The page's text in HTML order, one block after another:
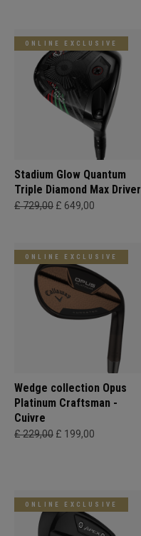
ONLINE EXCLUSIVE
Stadium Glow Quantum
Triple Diamond Max Driver
£ 729,00 £ 649,00
ONLINE EXCLUSIVE
Wedge collection Opus
Platinum Craftsman -
Cuivre
£ 229,00 £ 199,00
ONLINE EXCLUSIVE